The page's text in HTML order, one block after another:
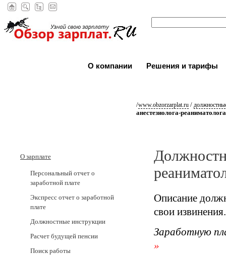
О компании Решения и тарифы
/www.obzorzarplat.ru /
анестезиолога-реаниматолога
О зарплате
Персональный отчет о
заработной плате
Экспресс отчет о заработной
плате
Должностные инструкции
Расчет будущей пенсии
Поиск работы
Описание
свои извинения.
Заработную
»